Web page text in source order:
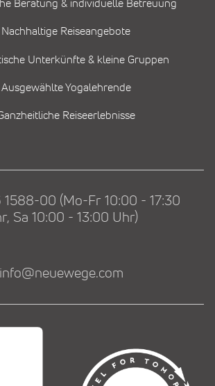
Beratung & individuelle Betreuung
Nachhaltige Reiseangebote
Unterkünfte & kleine Gruppen
Ausgewählte Yogalehrende
Reiseerlebnisse
1588-00 (Mo-Fr 10:00 - 17:30
Sa 10:00 - 13:00 Uhr)
info@neuewege.com